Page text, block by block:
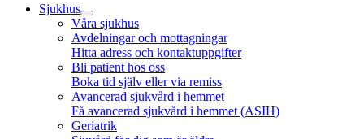
Sjukhus
Våra sjukhus
Avdelningar och mottagningar
Hitta adress och kontaktuppgifter
Bli patient hos oss
Boka tid själv eller via remiss
Avancerad sjukvård i hemmet
Få avancerad sjukvård i hemmet (ASIH)
Geriatrik